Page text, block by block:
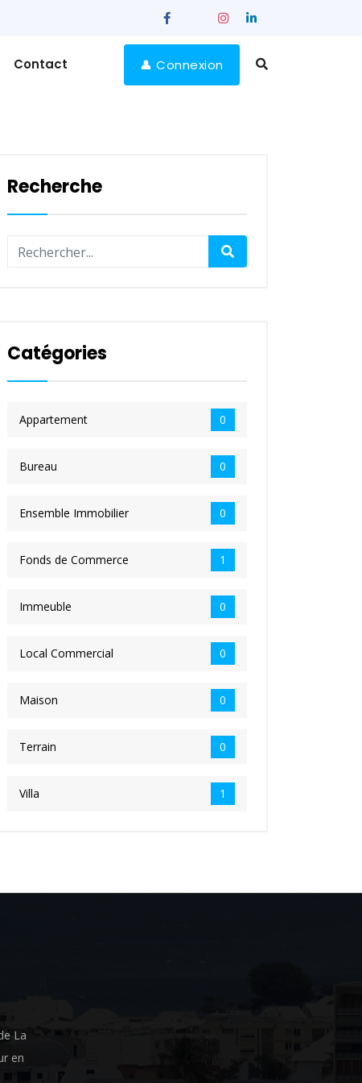
Contact 👤 Connexion
Recherche
Catégories
Appartement 0
Bureau 0
Ensemble Immobilier 0
Fonds de Commerce 1
Immeuble 0
Local Commercial 0
Maison 0
Terrain 0
Villa 1
La
en